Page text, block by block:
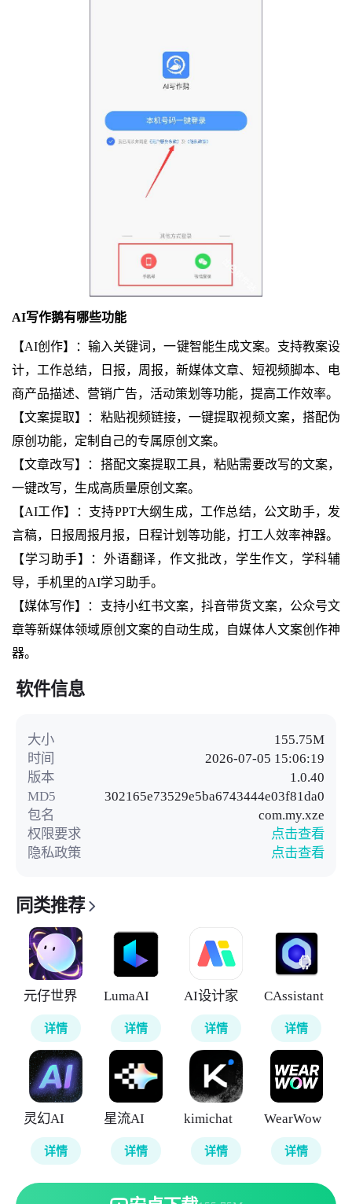
AI写作鹅有哪些功能
【AI创作】：输入关键词，一键智能生成文案。支持教案设
计，工作总结，日报，周报，新媒体文章、短视频脚本、电
商产品描述、营销广告，活动策划等功能，提高工作效率。
【文案提取】：粘贴视频链接，一键提取视频文案，搭配伪
原创功能，定制自己的专属原创文案。
【文章改写】：搭配文案提取工具，粘贴需要改写的文案，
一键改写，生成高质量原创文案。
【AI工作】：支持PPT大纲生成，工作总结，公文助手，发
言稿，日报周报月报，日程计划等功能，打工人效率神器。
【学习助手】：外语翻译，作文批改，学生作文，学科辅
导，手机里的AI学习助手。
【媒体写作】：支持小红书文案，抖音带货文案，公众号文
章等新媒体领域原创文案的自动生成，自媒体人文案创作神
器。
软件信息
大小
155.75M
时间
2026-07-05 15:06:19
版本
1.0.40
MD5
302165e73529e5ba6743444e03f81da0
包名
com.my.xze
权限要求
点击查看
隐私政策
点击查看
同类推荐
元仔世界
详情
LumaAI
详情
AI设计家
详情
CAssistant
详情
灵幻AI
详情
星流AI
详情
kimichat
详情
WearWow
详情